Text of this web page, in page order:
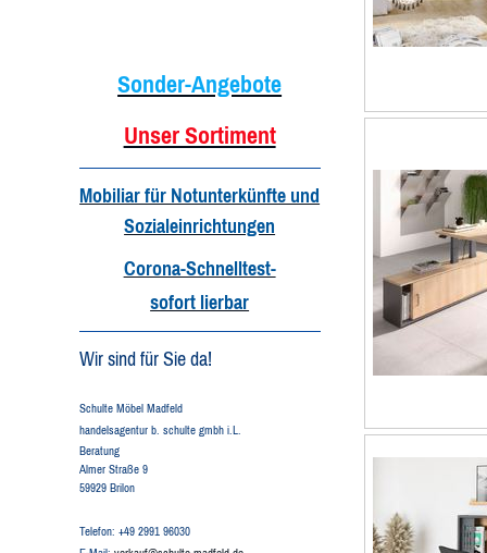
Sonder-Angebote
Unser Sortiment
Mobiliar für Notunterkünfte und
Sozialeinrichtungen
Corona-Schnelltest-
sofort lierbar
Wir sind für Sie da!
Schulte Möbel Madfeld
handelsagentur b. schulte gmbh i.L.
Beratung
Almer Straße 9
59929 Brilon
Telefon: +49 2991 96030